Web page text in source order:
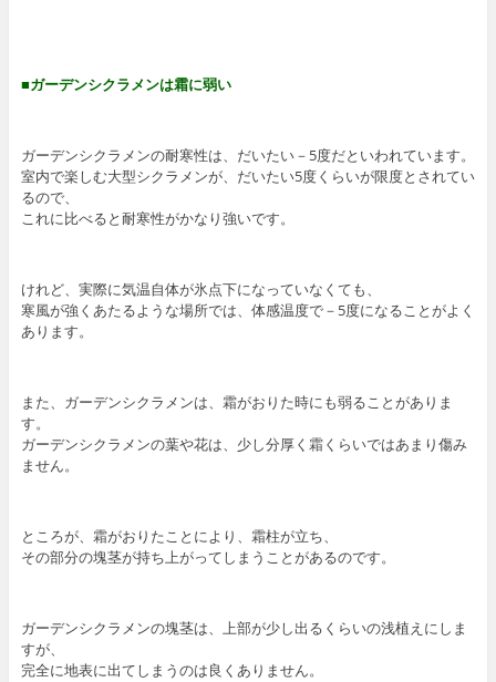
■ガーデンシクラメンは霜に弱い
ガーデンシクラメンの耐寒性は、だいたい－5度だといわれています。
室内で楽しむ大型シクラメンが、だいたい5度くらいが限度とされてい
るので、
これに比べると耐寒性がかなり強いです。
けれど、実際に気温自体が氷点下になっていなくても、
寒風が強くあたるような場所では、体感温度で－5度になることがよく
あります。
また、ガーデンシクラメンは、霜がおりた時にも弱ることがありま
す。
ガーデンシクラメンの葉や花は、少し分厚く霜くらいではあまり傷み
ません。
ところが、霜がおりたことにより、霜柱が立ち、
その部分の塊茎が持ち上がってしまうことがあるのです。
ガーデンシクラメンの塊茎は、上部が少し出るくらいの浅植えにしま
すが、
完全に地表に出てしまうのは良くありません。